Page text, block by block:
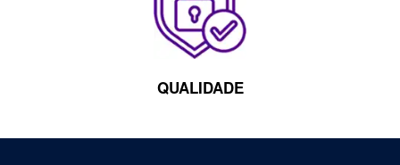
QUALIDADE